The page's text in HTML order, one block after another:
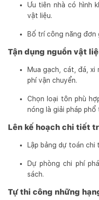
Ưu tiên nhà có hình
vật liệu.
Bố trí công năng đơn
Tận dụng nguồn vật
Mua gạch, cát, đá, xi
phí vận chuyển.
Chọn loại tôn phù
nóng là giải pháp
Lên kế hoạch chi tiết
Lập bảng dự toán chi
Dự phòng chi phí
sách.
Tự thi công những